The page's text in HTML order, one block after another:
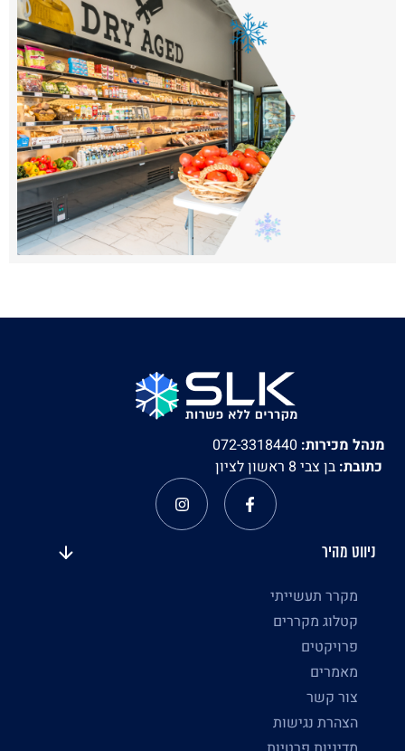
מנהל מכירות: 072-3318440
כתובת: בן צבי 8 ראשון לציון
ניווט מהיר
מקרר תעשייתי
קטלוג מקררים
פרויקטים
מאמרים
צור קשר
הצהרת נגישות